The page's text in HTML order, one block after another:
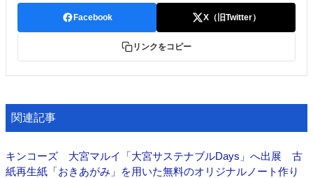
運営
会社案内
購読・購入申し込み
サイトポリシー
Facebook X（旧Twitter）
リンクをコピー
関連記事
キンコーズ 大宮マルイ「大宮サステナブルDays」へ出展 古
紙再生紙「おきあがみ」を用いた無料のオリジナルノート作り